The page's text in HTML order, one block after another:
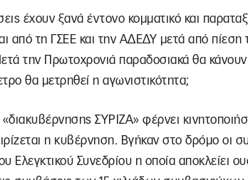
έχουν ξανά έντονο κομματικό και
από τη ΓΣΕΕ και την ΑΔΕΔΥ μετά από
την Πρωτοχρονιά παραδοσιακά θα κάνουν
θα μετρηθεί η αγωνιστικότητα;
ΣΥΡΙΖΑ» φέρνει
η κυβέρνηση. Βγήκαν στο δρόμο οι
Ελεγκτικού Συνεδρίου η οποία αποκλείει